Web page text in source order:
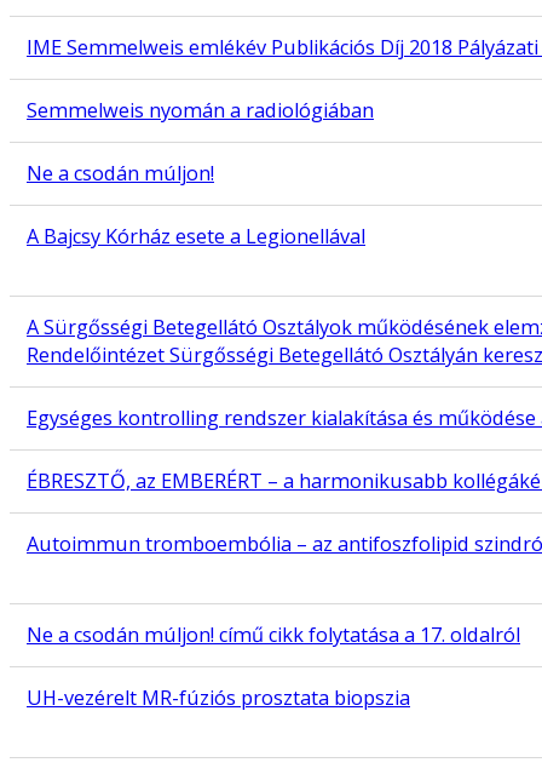
IME Semmelweis emlékév Publikációs Díj 2018
Semmelweis nyomán a radiológiában
Ne a csodán múljon!
A Bajcsy Kórház esete a Legionellával
A Sürgősségi Betegellátó Osztályok működésének
Rendelőintézet Sürgősségi Betegellátó Osztályán
Egységes kontrolling rendszer kialakítása és
ÉBRESZTŐ, az EMBERÉRT – a harmonikusabb
Autoimmun tromboembólia – az antifoszfolipid
Ne a csodán múljon! című cikk folytatása a 17. oldalról
UH-vezérelt MR-fúziós prosztata biopszia